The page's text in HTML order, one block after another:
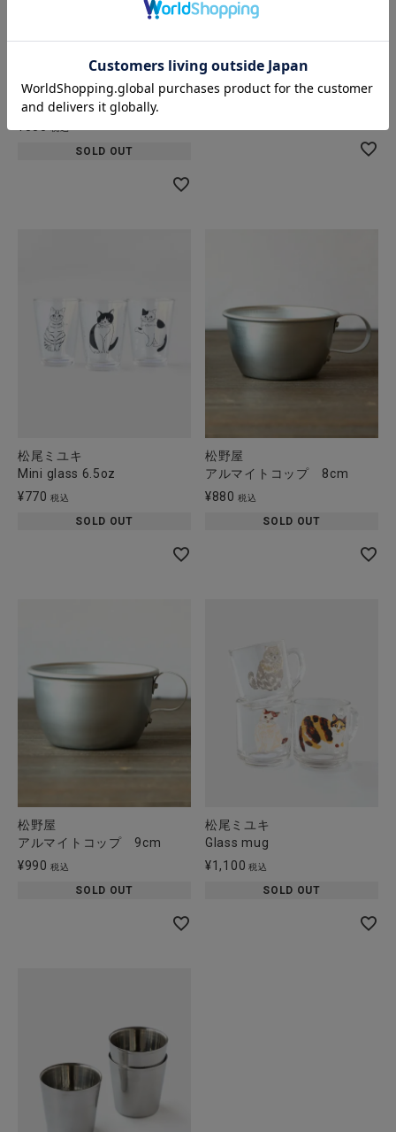
丸 ・八角(コースター・受け
皿)
¥330 税込
SOLD OUT
Mini glass 5.5oz
¥660 税込
松尾ミユキ
Mini glass 6.5oz
¥770 税込
SOLD OUT
松野屋
アルマイトコップ 8cm
¥880 税込
SOLD OUT
松野屋
アルマイトコップ 9cm
¥990 税込
SOLD OUT
松尾ミユキ
Glass mug
¥1,100 税込
SOLD OUT